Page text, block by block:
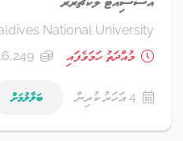
National University
މުއްދަތު ހަމަވެފައި
16,249
4 އަހަރު ކުރިން ބަލާލުމަށް